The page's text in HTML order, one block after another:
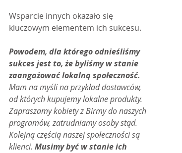
Wsparcie innych okazało się
kluczowym elementem ich sukcesu.
Powodem, dla którego odnieśliśmy
sukces jest to, że byliśmy w stanie
zaangażować lokalną społeczność.
Mam na myśli na przykład dostawców,
od których kupujemy lokalne produkty.
Zapraszamy kobiety z Birmy do naszych
programów, zatrudniamy osoby stąd.
Kolejną częścią naszej społeczności są
klienci. Musimy być w stanie ich